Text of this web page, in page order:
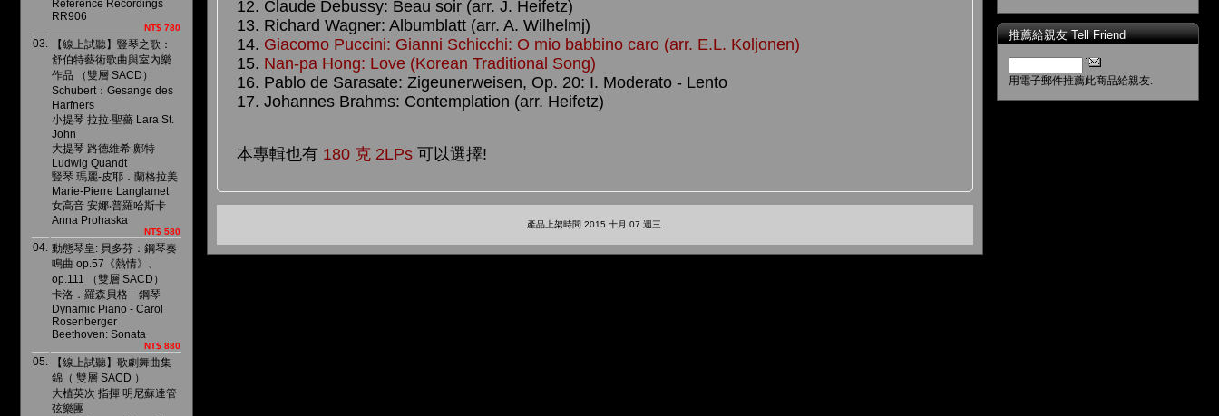
Reference Recordings
RR906
NT$ 780
03.
【線上試聽】豎琴之歌：
舒伯特藝術歌曲與室內樂
作品 （雙層 SACD）
Schubert：Gesange des
Harfners
小提琴 拉拉‧聖薔 Lara St.
John
大提琴 路德維希‧鄺特
Ludwig Quandt
豎琴 瑪麗-皮耶．蘭格拉美
Marie-Pierre Langlamet
女高音 安娜‧普羅哈斯卡
Anna Prohaska
NT$ 580
04. 動態琴皇: 貝多芬：鋼琴奏
鳴曲 op.57《熱情》、
op.111 （雙層 SACD）
卡洛．羅森貝格－鋼琴
Dynamic Piano - Carol
Rosenberger
Beethoven: Sonata
NT$ 880
05.
【線上試聽】歌劇舞曲集
錦（ 雙層 SACD ）
大植英次 指揮 明尼蘇達管
弦樂團
12. Claude Debussy: Beau soir (arr. J. Heifetz)
13. Richard Wagner: Albumblatt (arr. A. Wilhelmj)
14. Giacomo Puccini: Gianni Schicchi: O mio babbino caro (arr. E.L. Koljonen)
15. Nan-pa Hong: Love (Korean Traditional Song)
16. Pablo de Sarasate: Zigeunerweisen, Op. 20: I. Moderato - Lento
17. Johannes Brahms: Contemplation (arr. Heifetz)
本專輯也有 180 克 2LPs 可以選擇!
產品上架時間 2015 十月 07 週三.
推薦給親友 Tell Friend
用電子郵件推薦此商品給親友.